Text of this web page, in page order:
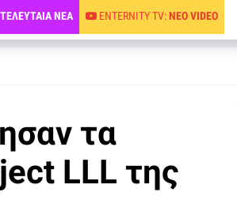
ΤΕΛΕΥΤΑΙΑ ΝΕΑ ENTERNITY TV:ΝΕΟ VIDEO
τα
LLL της